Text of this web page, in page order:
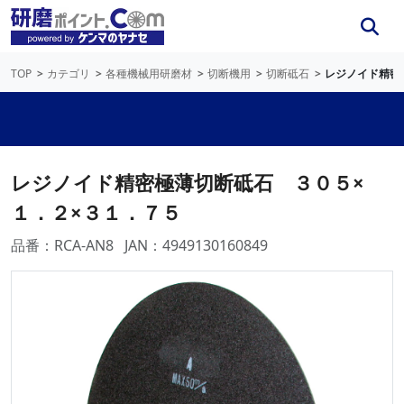
TOP カテゴリ 各種機械用研磨材 切断機用 切断砥石 レジノイド精
レジノイド精密極薄切断砥石 ３０５×
１．２×３１．７５
品番：RCA-AN8 JAN：4949130160849